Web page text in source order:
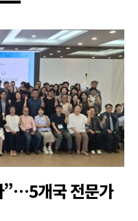
”…5개국 전문가